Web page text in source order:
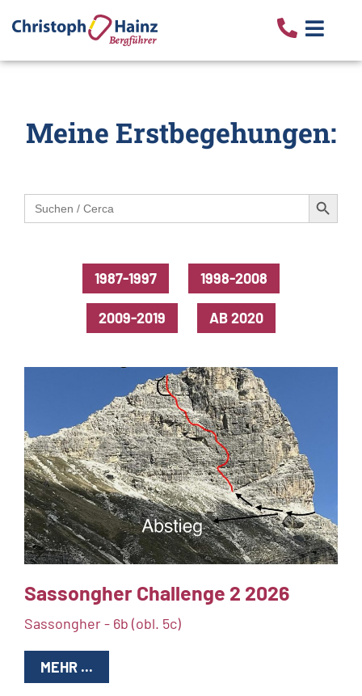
Meine Erstbegehungen:
Search
for:
Search Button
1987-1997 1998-2008
2009-2019 AB 2020
Sassongher Challenge 2 2026
Sassongher - 6b (obl. 5c)
MEHR ...